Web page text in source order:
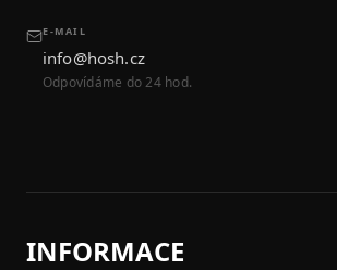
E-MAIL
info@hosh.cz
Odpovídáme do 24 hod.
INFORMACE